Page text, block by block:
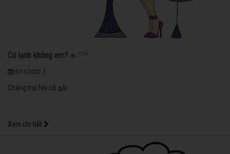
Có lạnh không em? 1243
8/14/2020
Chàng trai hỏi cô gái:
Xem chi tiết